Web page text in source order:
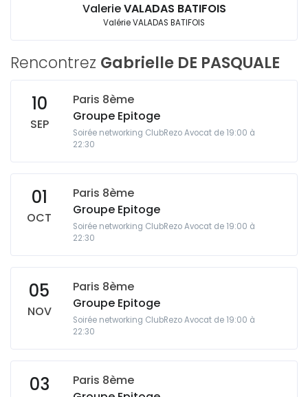
ValerieVALADAS BATIFOIS
Valérie VALADAS BATIFOIS
Rencontrez Gabrielle DE PASQUALE
10
SEP
Paris 8ème
Groupe Epitoge
Soirée networking ClubRezo Avocat de 19:00 à
22:30
01
OCT
Paris 8ème
Groupe Epitoge
Soirée networking ClubRezo Avocat de 19:00 à
22:30
05
NOV
Paris 8ème
Groupe Epitoge
Soirée networking ClubRezo Avocat de 19:00 à
22:30
03
Paris 8ème